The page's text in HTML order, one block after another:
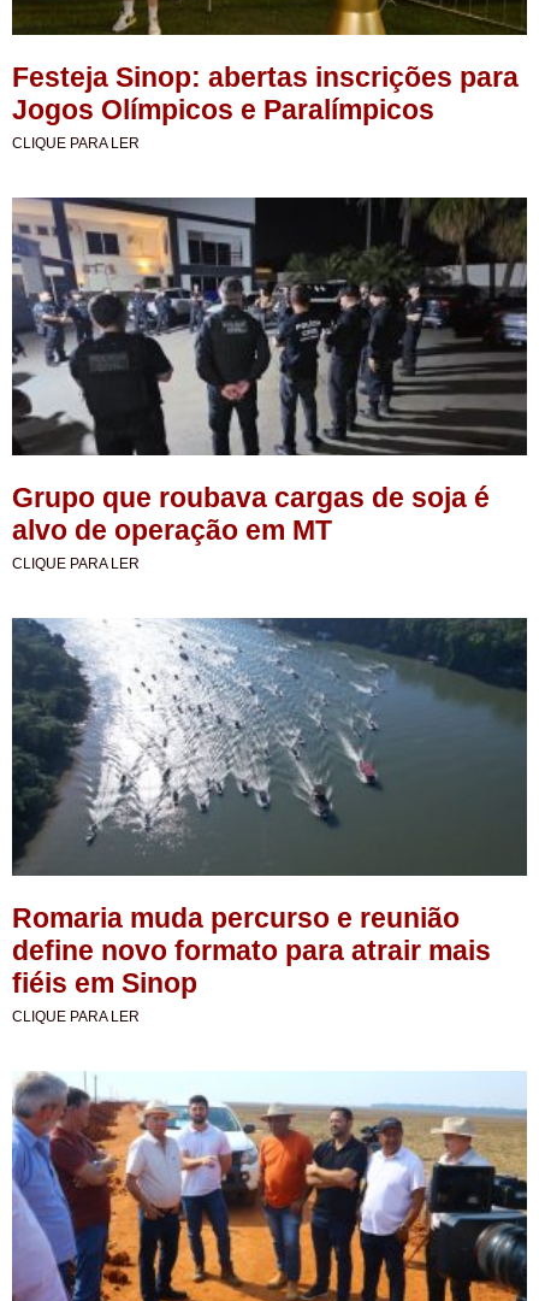
Festeja Sinop: abertas inscrições para
Jogos Olímpicos e Paralímpicos
CLIQUE PARA LER
Grupo que roubava cargas de soja é
alvo de operação em MT
CLIQUE PARA LER
Romaria muda percurso e reunião
define novo formato para atrair mais
fiéis em Sinop
CLIQUE PARA LER